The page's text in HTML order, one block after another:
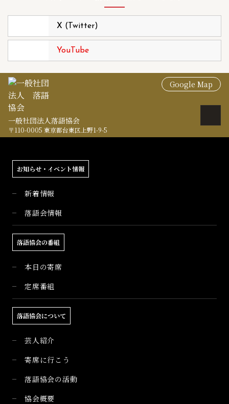
X (Twitter)
YouTube
Google Map
一般社団法人落語協会
〒110-0005 東京都台東区上野1-9-5
お知らせ・イベント情報
新着情報
落語会情報
落語協会の番組
本日の寄席
定席番組
落語協会について
芸人紹介
寄席に行こう
落語協会の活動
協会概要